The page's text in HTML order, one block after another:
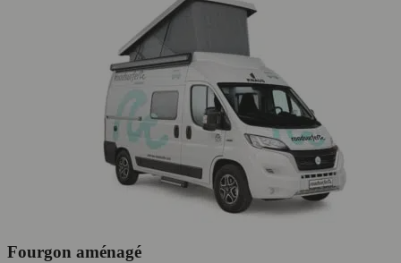
Fourgon aménagé